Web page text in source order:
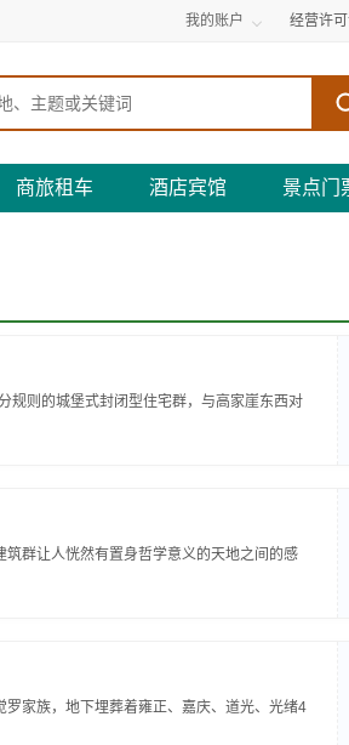
我的账户 经营许
商旅租车 酒店宾馆 景点门
规则的城堡式封闭型住宅群，与高家崖东西对
群让人恍然有置身哲学意义的天地之间的感
家族，地下埋葬着雍正、嘉庆、道光、光绪4